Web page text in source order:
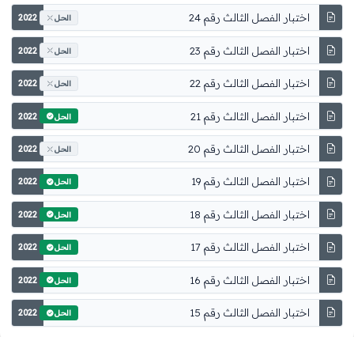
اختبار الفصل الثالث رقم 24 2022 الحل
اختبار الفصل الثالث رقم 23 2022 الحل
اختبار الفصل الثالث رقم 22 2022 الحل
اختبار الفصل الثالث رقم 21 2022 الحل
اختبار الفصل الثالث رقم 20 2022 الحل
اختبار الفصل الثالث رقم 19 2022 الحل
اختبار الفصل الثالث رقم 18 2022 الحل
اختبار الفصل الثالث رقم 17 2022 الحل
اختبار الفصل الثالث رقم 16 2022 الحل
اختبار الفصل الثالث رقم 15 2022 الحل